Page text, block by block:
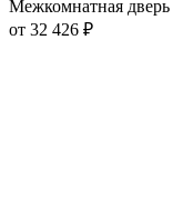
Межкомнатная дверь
от 32 426 ₽